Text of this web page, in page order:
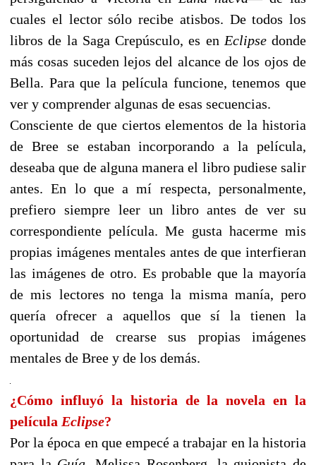
cuales el lector sólo recibe atisbos. De todos los
libros de la Saga Crepúsculo, es en Eclipsedonde
más cosas suceden lejos del alcance de los ojos de
Bella. Para que la película funcione, tenemos que
ver y comprender algunas de esas secuencias.
Consciente de que ciertos elementos de la historia
de Bree se estaban incorporando a la película,
deseaba que de alguna manera el libro pudiese salir
antes. En lo que a mí respecta, personalmente,
prefiero siempre leer un libro antes de ver su
correspondiente película. Me gusta hacerme mis
propias imágenes mentales antes de que interfieran
las imágenes de otro. Es probable que la mayoría
de mis lectores no tenga la misma manía, pero
quería ofrecer a aquellos que sí la tienen la
oportunidad de crearse sus propias imágenes
mentales de Bree y de los demás.
¿Cómo influyó la historia de la novela en la
película Eclipse?
Por la época en que empecé a trabajar en la historia